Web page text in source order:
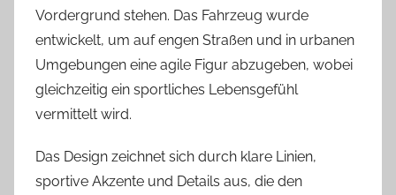
Vordergrund stehen. Das Fahrzeug wurde
entwickelt, um auf engen Straßen und in urbanen
Umgebungen eine agile Figur abzugeben, wobei
gleichzeitig ein sportliches Lebensgefühl
vermittelt wird.
Das Design zeichnet sich durch klare Linien,
sportive Akzente und Details aus, die den